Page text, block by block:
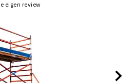
eigen review